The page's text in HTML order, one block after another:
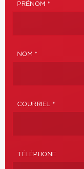
PRÉNOM *
NOM *
COURRIEL *
TÉLÉPHONE